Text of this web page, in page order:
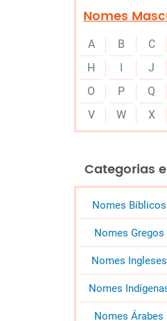
Nomes
A B C
H
I J
O
P Q
V
W X
Categorias
Nomes Bíblicos
Nomes Gregos
Nomes Ingleses
Nomes
Nomes Árabes